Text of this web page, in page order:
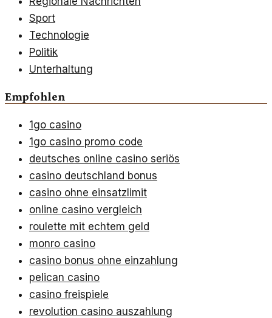
Sport
Technologie
Politik
Unterhaltung
Empfohlen
1go casino
1go casino promo code
deutsches online casino seriös
casino deutschland bonus
casino ohne einsatzlimit
online casino vergleich
roulette mit echtem geld
monro casino
casino bonus ohne einzahlung
pelican casino
casino freispiele
revolution casino auszahlung